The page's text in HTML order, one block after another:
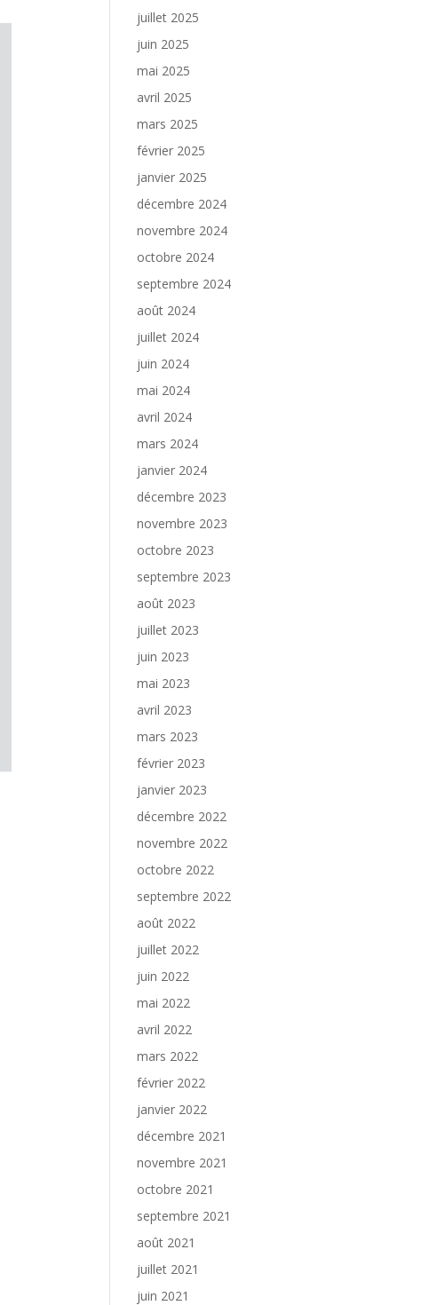
juillet 2025
juin 2025
mai 2025
avril 2025
mars 2025
février 2025
janvier 2025
décembre 2024
novembre 2024
octobre 2024
septembre 2024
août 2024
juillet 2024
juin 2024
mai 2024
avril 2024
mars 2024
janvier 2024
décembre 2023
novembre 2023
octobre 2023
septembre 2023
août 2023
juillet 2023
juin 2023
mai 2023
avril 2023
mars 2023
février 2023
janvier 2023
décembre 2022
novembre 2022
octobre 2022
septembre 2022
août 2022
juillet 2022
juin 2022
mai 2022
avril 2022
mars 2022
février 2022
janvier 2022
décembre 2021
novembre 2021
octobre 2021
septembre 2021
août 2021
juillet 2021
juin 2021